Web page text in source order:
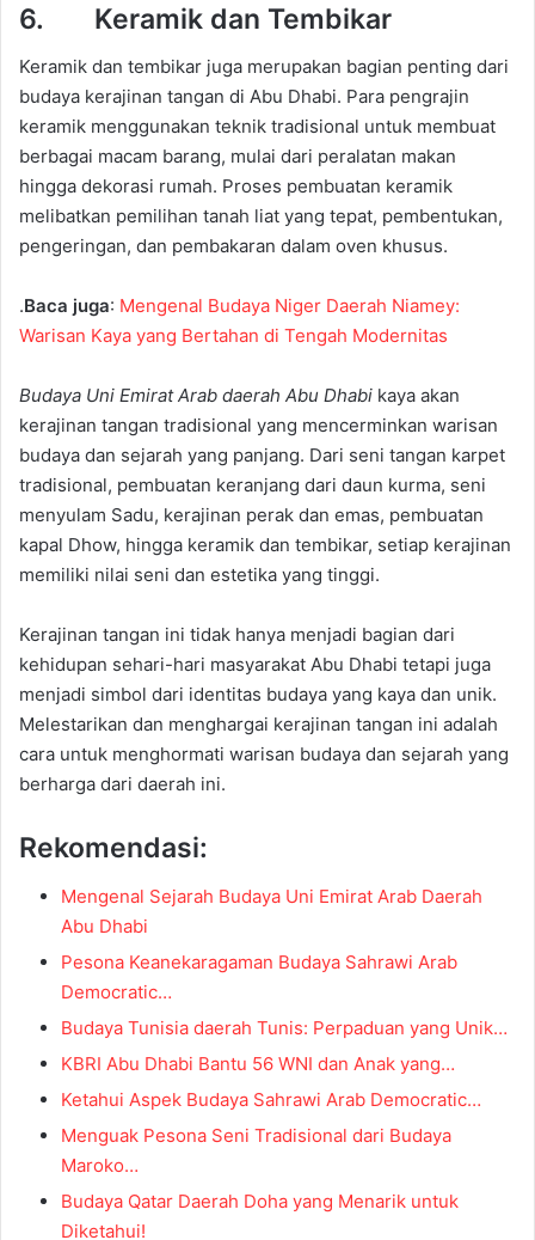
6. Keramik dan Tembikar
Keramik dan tembikar juga merupakan bagian penting dari
budaya kerajinan tangan di Abu Dhabi. Para pengrajin
keramik menggunakan teknik tradisional untuk membuat
berbagai macam barang, mulai dari peralatan makan
hingga dekorasi rumah. Proses pembuatan keramik
melibatkan pemilihan tanah liat yang tepat, pembentukan,
pengeringan, dan pembakaran dalam oven khusus.
.Baca juga: Mengenal Budaya Niger Daerah Niamey:
Warisan Kaya yang Bertahan di Tengah Modernitas
Budaya Uni Emirat Arab daerah Abu Dhabi kaya akan
kerajinan tangan tradisional yang mencerminkan warisan
budaya dan sejarah yang panjang. Dari seni tangan karpet
tradisional, pembuatan keranjang dari daun kurma, seni
menyulam Sadu, kerajinan perak dan emas, pembuatan
kapal Dhow, hingga keramik dan tembikar, setiap kerajinan
memiliki nilai seni dan estetika yang tinggi.
Kerajinan tangan ini tidak hanya menjadi bagian dari
kehidupan sehari-hari masyarakat Abu Dhabi tetapi juga
menjadi simbol dari identitas budaya yang kaya dan unik.
Melestarikan dan menghargai kerajinan tangan ini adalah
cara untuk menghormati warisan budaya dan sejarah yang
berharga dari daerah ini.
Rekomendasi:
Mengenal Sejarah Budaya Uni Emirat Arab Daerah
Abu Dhabi
Pesona Keanekaragaman Budaya Sahrawi Arab
Democratic…
Budaya Tunisia daerah Tunis: Perpaduan yang Unik…
KBRI Abu Dhabi Bantu 56 WNI dan Anak yang…
Ketahui Aspek Budaya Sahrawi Arab Democratic…
Menguak Pesona Seni Tradisional dari Budaya
Maroko…
Budaya Qatar Daerah Doha yang Menarik untuk
Diketahui!